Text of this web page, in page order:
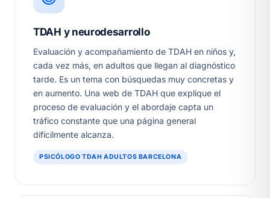
TDAH y neurodesarrollo
Evaluación y acompañamiento de TDAH en niños y,
cada vez más, en adultos que llegan al diagnóstico
tarde. Es un tema con búsquedas muy concretas y
en aumento. Una web de TDAH que explique el
proceso de evaluación y el abordaje capta un
tráfico constante que una página general
difícilmente alcanza.
PSICÓLOGO TDAH ADULTOS BARCELONA